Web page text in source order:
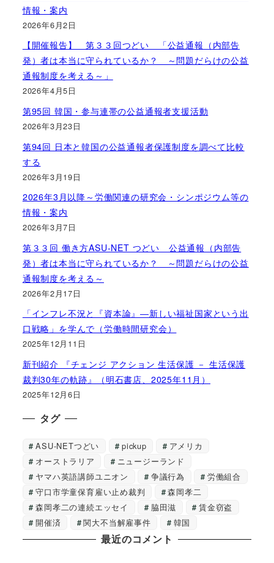
情報・案内
2026年6月2日
【開催報告】 第３３回つどい 「公益通報（内部告
発）者は本当に守られているか？ ～問題だらけの公益
通報制度を考える～」
2026年4月5日
第95回 韓国・参与連帯の公益通報者支援活動
2026年3月23日
第94回 日本と韓国の公益通報者保護制度を調べて比較
する
2026年3月19日
2026年3月以降～労働関連の研究会・シンポジウム等の
情報・案内
2026年3月7日
第３３回 働き方ASU-NET つどい 公益通報（内部告
発）者は本当に守られているか？ ～問題だらけの公益
通報制度を考える～
2026年2月17日
「インフレ不況と『資本論』―新しい福祉国家という出
口戦略」を学んで（労働時間研究会）
2025年12月11日
新刊紹介 『チェンジ アクション 生活保護 － 生活保護
裁判30年の軌跡』（明石書店、2025年11月）
2025年12月6日
タグ
ASU-NETつどい pickup
アメリカ
オーストラリア
ニュージーランド
ヤマハ英語講師ユニオン
争議行為
労働組合
守口市学童保育雇い止め裁判
森岡孝二
森岡孝二の連続エッセイ
脇田滋
賃金窃盗
開催済
関大不当解雇事件 韓国
最近のコメント